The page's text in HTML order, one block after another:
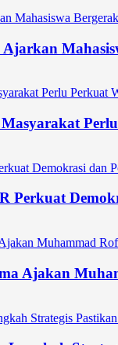
Perkuat
Ajakan